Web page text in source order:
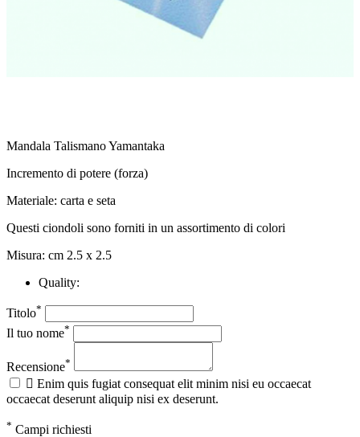
Mandala Talismano Yamantaka
Incremento di potere (forza)
Materiale: carta e seta
Questi ciondoli sono forniti in un assortimento di colori
Misura: cm 2.5 x 2.5
Quality:
Titolo*
Il tuo nome*
Recensione*
 Enim quis fugiat consequat elit minim nisi eu occaecat
occaecat deserunt aliquip nisi ex deserunt.
* Campi richiesti